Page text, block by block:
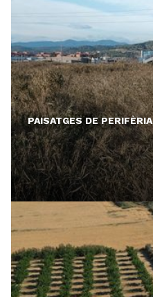
PAISATGES DE PERIFÈRIA